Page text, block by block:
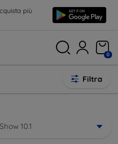
più
0
Filtra
10.1